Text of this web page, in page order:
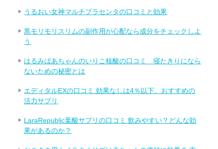
うるおい女神マルチプラセンタの口コミと効果
黒モリモリスリムの副作用が心配なら成分をチェックしよ
う
はるみばあちゃんのいりこ核酸の口コミ 寝たきりになら
ないための秘密とは
エディタルEXの口コミ 効果なしは4％以下、おすすめの
活力サプリ
LaraRepublic葉酸サプリの口コミ 飲みやすい？どんな効
果があるのか？